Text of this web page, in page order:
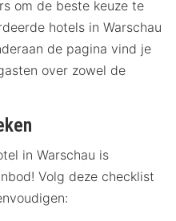
om de beste keuze te
hotels in Warschau
de pagina vind je
over zowel de
in Warschau is
Volg deze checklist